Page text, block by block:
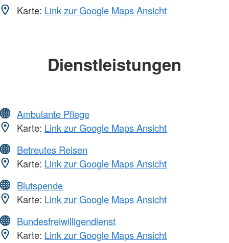
Karte: Link zur Google Maps Ansicht
Dienstleistungen
Ambulante Pflege
Karte: Link zur Google Maps Ansicht
Betreutes Reisen
Karte: Link zur Google Maps Ansicht
Blutspende
Karte: Link zur Google Maps Ansicht
Bundesfreiwilligendienst
Karte: Link zur Google Maps Ansicht